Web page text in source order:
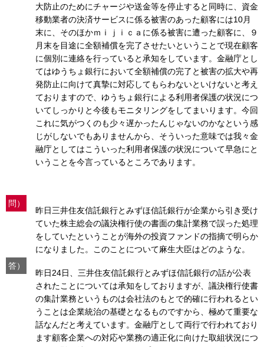
大防止のためにチャージや送金等を停止すると同時に、資金
移動業者の決済サービスに係る被害のあった顧客には10月
末に、そのほかｍｉｊｉｃａに係る被害に遭った顧客に、９
月末を目途に全額補償を完了させたいということで現在顧客
に個別に連絡を行っていると承知をしています。金融庁とし
てはゆうちょ銀行において全額補償の完了と被害の拡大や再
発防止に向けて真摯に対応してもらわないといけないと考え
ておりますので、ゆうちょ銀行による利用者保護の状況につ
いてしっかりと今後もモニタリングをしてまいります。今回
これに気がつくのも少々遅かったんじゃないのかなという感
じがしないでもありませんから、そういった意味では我々金
融庁としてはこういった利用者保護の状況について早急にと
いうことを今言っているところであります。
問）
昨日三井住友信託銀行とみずほ信託銀行が企業から引き受け
ていた株主総会の議決権行使の書面の集計業務で誤った処理
をしていたということが海外の投資ファンドの指摘で明らか
になりました。このことについて麻生大臣はどのような。
答）
昨日24日、三井住友信託銀行とみずほ信託銀行の話が公表
されたことについては承知をしておりますが、議決権行使書
の集計業務というものは会社法のもとで的確に行われるとい
うことは企業統治の基礎となるものですから、極めて重要な
話なんだと考えています。金融庁として両行で行われており
ます顧客企業への対応や業務の適正化に向けた取組状況につ